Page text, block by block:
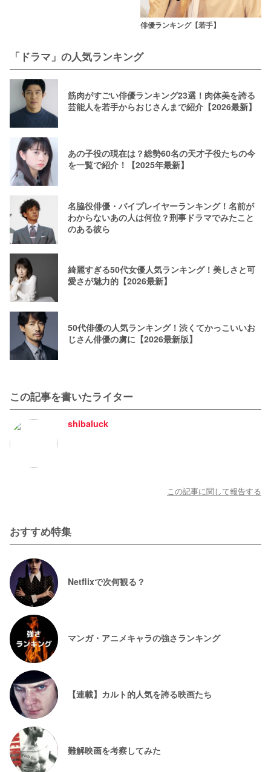
俳優ランキング【若手】
「ドラマ」の人気ランキング
筋肉がすごい俳優ランキング23選！肉体美を誇る
芸能人を若手からおじさんまで紹介【2026最新】
あの子役の現在は？総勢60名の天才子役たちの今
を一覧で紹介！【2025年最新】
名脇役俳優・バイプレイヤーランキング！名前が
わからないあの人は何位？刑事ドラマでみたこと
のある彼ら
綺麗すぎる50代女優人気ランキング！美しさと可
愛さが魅力的【2026最新】
50代俳優の人気ランキング！渋くてかっこいいお
じさん俳優の虜に【2026最新版】
この記事を書いたライター
shibaluck
この記事に関して報告する
おすすめ特集
Netflixで次何観る？
マンガ・アニメキャラの強さランキング
【連載】カルト的人気を誇る映画たち
難解映画を考察してみた